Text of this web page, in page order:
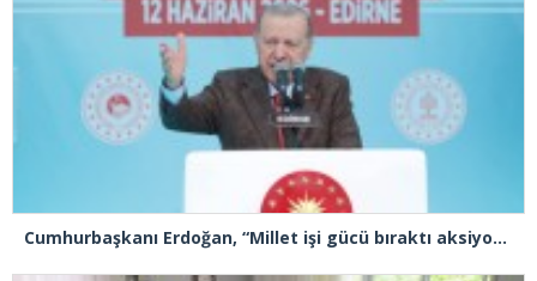
Cumhurbaşkanı Erdoğan, “Millet işi gücü bıraktı aksiyon filmi izler gibi CHP’yi izliyor, sanki dövüş kulübü”